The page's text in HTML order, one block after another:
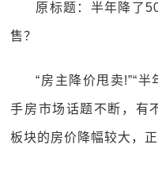
原标题：半年降了
售？
“房主降价甩卖!”“
手房市场话题不断，有
板块的房价降幅较大，